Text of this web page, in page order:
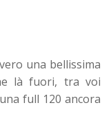
una bellissima
là fuori, tra voi
full 120 ancora